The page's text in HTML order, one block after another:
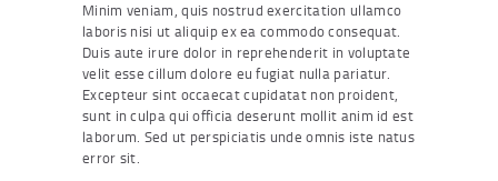
Minim veniam, quis nostrud exercitation ullamco
laboris nisi ut aliquip ex ea commodo consequat.
Duis aute irure dolor in reprehenderit in voluptate
velit esse cillum dolore eu fugiat nulla pariatur.
Excepteur sint occaecat cupidatat non proident,
sunt in culpa qui officia deserunt mollit anim id est
laborum. Sed ut perspiciatis unde omnis iste natus
error sit.